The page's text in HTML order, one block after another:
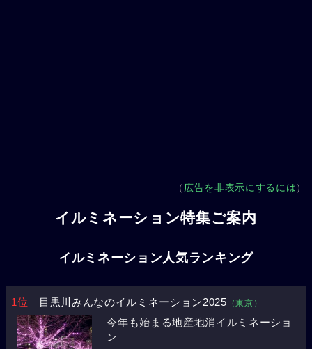
（ 広告を非表示にするには ）
イルミネーション特集ご案内
イルミネーション人気ランキング
1位 目黒川みんなのイルミネーション2025 （東京）
今年も始まる地産地消イルミネーショ
ン